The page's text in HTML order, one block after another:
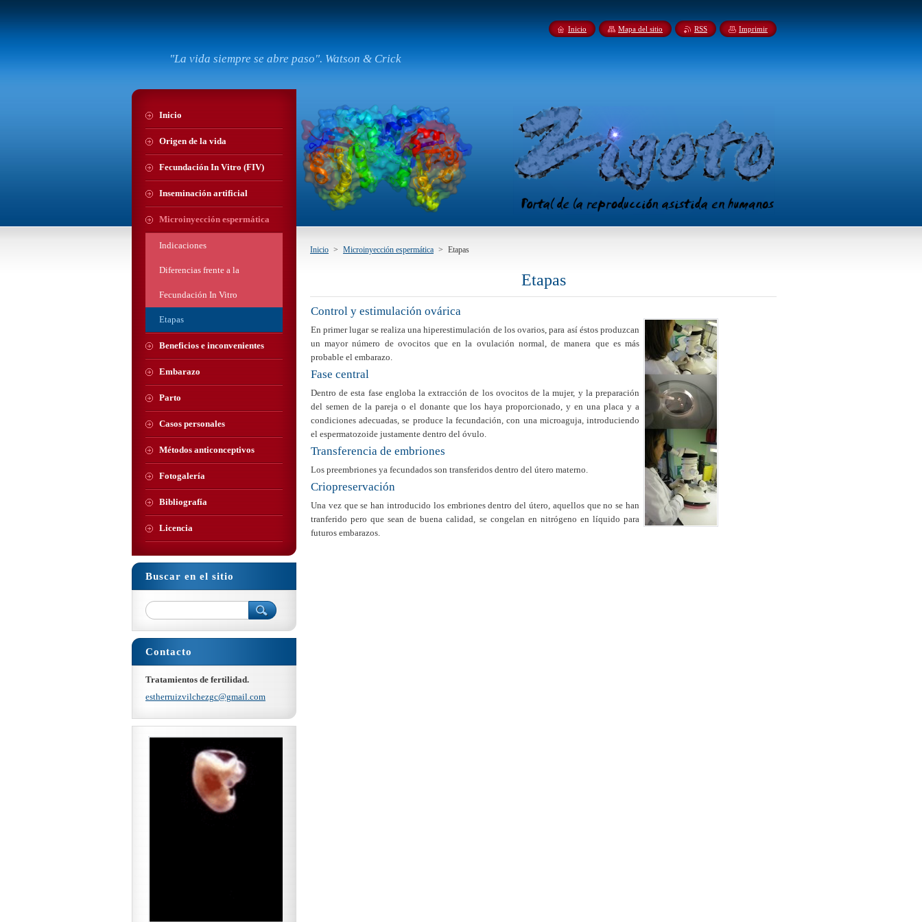
"La vida siempre se abre paso". Watson & Crick
Inicio > Microinyección espermática > Etapas
Etapas
Control y estimulación ovárica
En primer lugar se realiza una hiperestimulación de los ovarios, para así éstos produzcan
un mayor número de ovocitos que en la ovulación normal, de manera que es más
probable el embarazo.
Fase central
Dentro de esta fase engloba la extracción de los ovocitos de la mujer, y la preparación
del semen de la pareja o el donante que los haya proporcionado, y en una placa y a
condiciones adecuadas, se produce la fecundación, con una microaguja, introduciendo
el espermatozoide justamente dentro del óvulo.
Transferencia de embriones
Los preembriones ya fecundados son transferidos dentro del útero materno.
Criopreservación
Una vez que se han introducido los embriones dentro del útero, aquellos que no se han
tranferido pero que sean de buena calidad, se congelan en nitrógeno en líquido para
futuros embarazos.
Inicio
Origen de la vida
Fecundación In Vitro (FIV)
Inseminación artificial
Microinyección espermática
Indicaciones
Diferencias frente a la
Fecundación In Vitro
Etapas
Beneficios e inconvenientes
Embarazo
Parto
Casos personales
Métodos anticonceptivos
Fotogalería
Bibliografía
Licencia
Buscar en el sitio
Contacto
Tratamientos de fertilidad.
estherruizvilchezgc@gmail.com
Inicio Mapa del sitio RSS Imprimir